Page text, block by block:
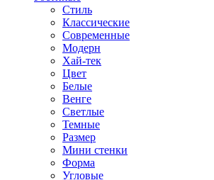
Стиль
Классические
Современные
Модерн
Хай-тек
Цвет
Белые
Венге
Светлые
Темные
Размер
Мини стенки
Форма
Угловые